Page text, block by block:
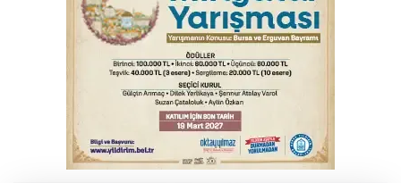
TOFAŞ Basketbol'da sağlık kontrolleri
başladı
Bursa’da bugün hava nasıl olacak?
Osmangazi’de iş arayanlara destek